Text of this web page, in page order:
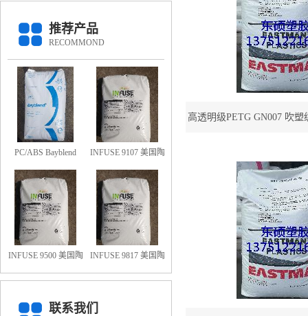
推荐产品
RECOMMOND
PC/ABS Bayblend
FR3010-000000 防火
阻燃PC/ABS FR3010
上海科思创
INFUSE 9107 美国陶
氏OBC 9107
INFUSE 9500 美国陶
氏OBC 9500
INFUSE 9817 美国陶
氏OBC 9817
联系我们
高透明级PETG GN007 吹塑